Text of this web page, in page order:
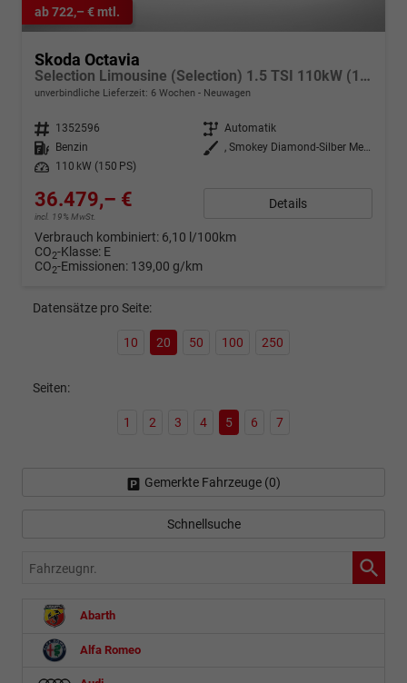
ab 722,– € mtl.
Skoda Octavia
Selection Limousine (Selection) 1.5 TSI 110kW (150 PS) 7-Gang DSG
unverbindliche Lieferzeit: 6 Wochen Neuwagen
Fahrzeugnr. 1352596 Getriebe Automatik
Kraftstoff
Benzin Außenfarbe
, Smokey Diamond-Silber Metallic (B3)
Leistung
110 kW (150 PS)
36.479,– €
incl. 19% MwSt.
Details
Verbrauch kombiniert: 6,10 l/100km
CO2-Klasse: E
CO2-Emissionen: 139,00 g/km
Datensätze pro Seite:
10 20 50 100 250
Seiten:
1 2 3 4 5 6 7
Gemerkte Fahrzeuge (0)
Schnellsuche
Fahrzeugnr.
Abarth
Alfa Romeo